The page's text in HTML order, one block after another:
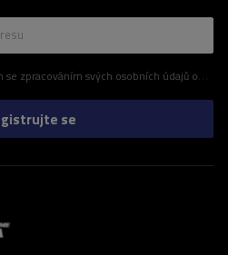
v kontaktním formuláři v souladu s nařízením Evropského parlamentu a Rady (EU)
se